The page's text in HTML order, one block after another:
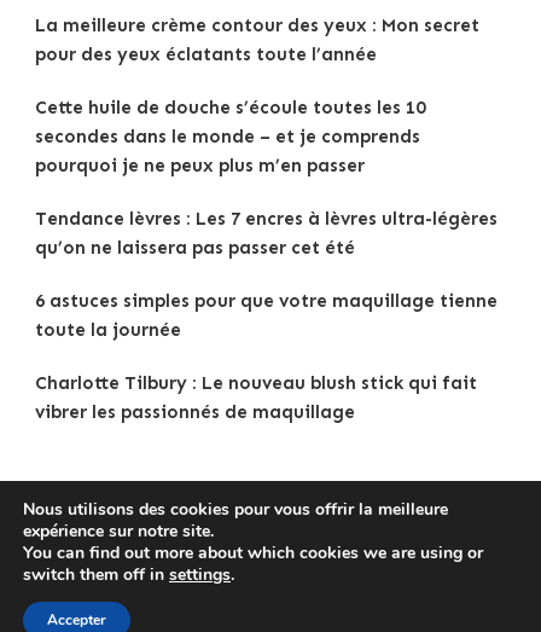
La meilleure crème contour des yeux : Mon secret
pour des yeux éclatants toute l’année
Cette huile de douche s’écoule toutes les 10
secondes dans le monde – et je comprends
pourquoi je ne peux plus m’en passer
Tendance lèvres : Les 7 encres à lèvres ultra-légères
qu’on ne laissera pas passer cet été
6 astuces simples pour que votre maquillage tienne
toute la journée
Charlotte Tilbury : Le nouveau blush stick qui fait
vibrer les passionnés de maquillage
Copyright © 2025Tenue Femme
Politique de confidentialité
Blossom Themes
Nous utilisons des cookies pour vous offrir la meilleure
expérience sur notre site.
You can find out more about which cookies we are using or
switch them off in settings.
Accepter